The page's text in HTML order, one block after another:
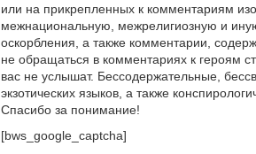
или на прикрепленных к комментариям
межнациональную, межрелигиозную и
оскорбления, а также комментарии,
не обращаться в комментариях к героям
вас не услышат. Бессодержательные,
экзотических языков, а также
Спасибо за понимание!
[bws_google_captcha]